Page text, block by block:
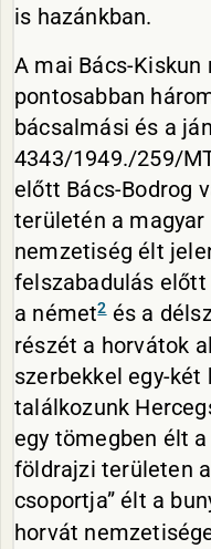
is hazánkban.
A mai Bács-
pontosabban
bácsalmási és a
4343/1949./259/
előtt Bács-Bodrog
területén a
nemzetiség élt
felszabadulás
a német2és a
részét a horvátok
szerbekkel egy-két
találkozunk
egy tömegben élt
földrajzi területen
csoportja” élt a
horvát